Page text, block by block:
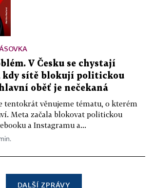
V Česku se chystají
kdy sítě blokují politickou
oběť je nečekaná
tentokrát věnujeme tématu, o kterém
Meta začala blokovat politickou
a Instagramu a...
DALŠÍ ZPRÁVY